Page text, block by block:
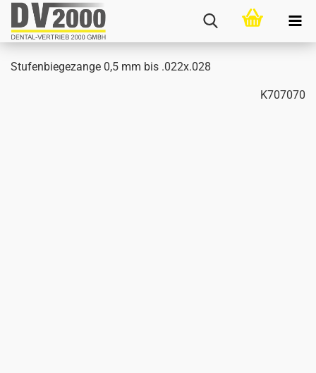
Stu­fen­bie­ge­zan­ge 0,5 mm bis .022x.028
K707070